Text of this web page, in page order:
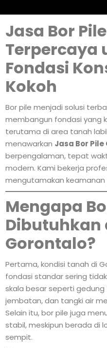
Jasa Bor
Terpercaya
Fondasi
Kokoh
Bor pile menjadi solusi
membangun fondasi yang
terutama di area tanah
menawarkan Jasa Bor
berpengalaman, tepat
modern. Kami bekerja
mengutamakan keamanan
Mengapa
Dibutuhkan
Gorontalo?
Pertama, kondisi tanah di
fondasi standar sering
skala besar seperti
jembatan, dan tangki air
Selain itu, bor pile juga
stabil, meskipun berada di
sempit.